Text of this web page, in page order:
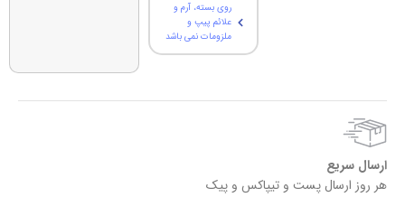
روی بسته، آرم و
علائم پیپ و
ملزومات نمی باشد
ارسال سریع
هر روز ارسال پست و تیپاکس و پیک